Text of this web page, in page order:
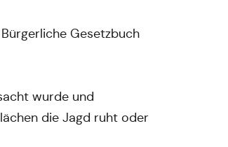
Gesetzbuch
wurde und
die Jagd ruht oder